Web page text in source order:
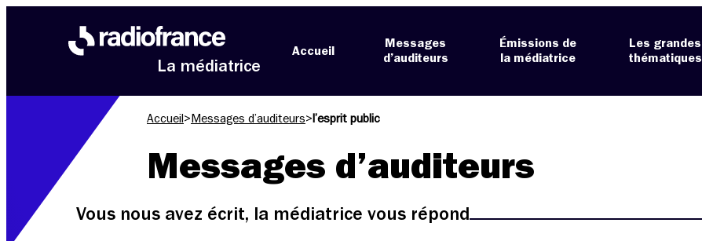
La médiatrice
Accueil
Messages
d’auditeurs
Émissions de
la médiatrice
Les grandes
thématiques
Accueil > Messages d’auditeurs> l’esprit public
Messages d’auditeurs
Vous nous avez écrit, la médiatrice vous répond